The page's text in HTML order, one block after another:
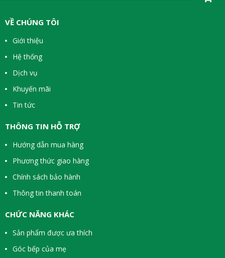
VỀ CHÚNG TÔI
Giới thiệu
Hệ thống
Dịch vụ
Khuyến mãi
Tin tức
THÔNG TIN HỖ TRỢ
Hướng dẫn mua hàng
Phương thức giao hàng
Chính sách bảo hành
Thông tin thanh toán
CHỨC NĂNG KHÁC
Sản phẩm được ưa thích
Góc bếp của mẹ